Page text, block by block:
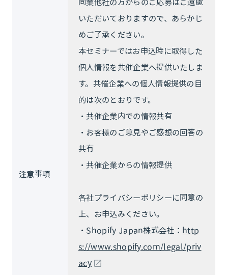
注意事項
同業他社の方からのご応募はご遠慮
いただいておりますので、あらかじ
めご了承ください。
本セミナーではお申込時に取得した
個人情報を共催企業へ提供いたしま
す。共催企業への個人情報提供の目
的は次のとおりです。
・共催企業内での情報共有
・お客様のご意見やご感想の回答の
共有
・共催企業からの情報提供
各社プライバシーポリシーに同意の
上、お申込みください。
・Shopify Japan株式会社： http
s://www.shopify.com/legal/priv
acy